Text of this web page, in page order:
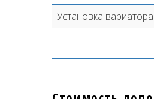
Установка вариатора